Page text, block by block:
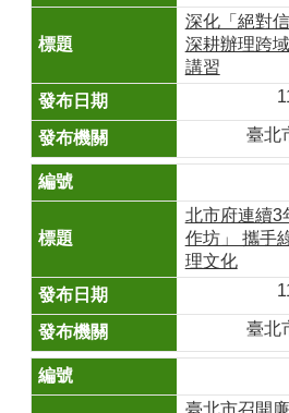
深化「絕對
深耕辦理跨
講習
臺北
北市府連續3
作坊」 攜手
理文化
臺北
臺北市召開